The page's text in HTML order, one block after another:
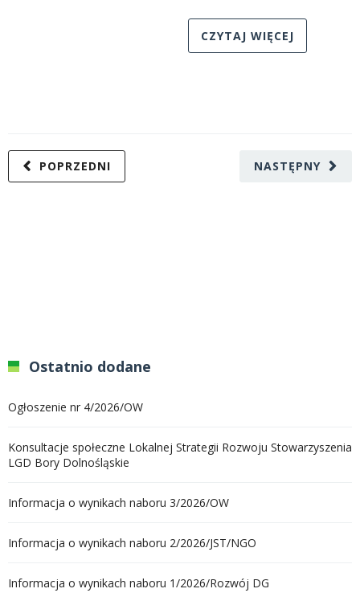
CZYTAJ WIĘCEJ
NASTĘPNY
POPRZEDNI
Ostatnio dodane
Ogłoszenie nr 4/2026/OW
Konsultacje społeczne Lokalnej Strategii Rozwoju Stowarzyszenia
LGD Bory Dolnośląskie
Informacja o wynikach naboru 3/2026/OW
Informacja o wynikach naboru 2/2026/JST/NGO
Informacja o wynikach naboru 1/2026/Rozwój DG